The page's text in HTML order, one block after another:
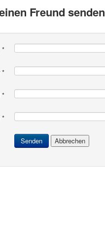
Freund senden
*
*
*
*
Senden Abbrechen